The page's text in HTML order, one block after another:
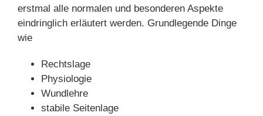
erstmal alle normalen und besonderen Aspekte
eindringlich erläutert werden. Grundlegende Dinge
wie
Rechtslage
Physiologie
Wundlehre
stabile Seitenlage